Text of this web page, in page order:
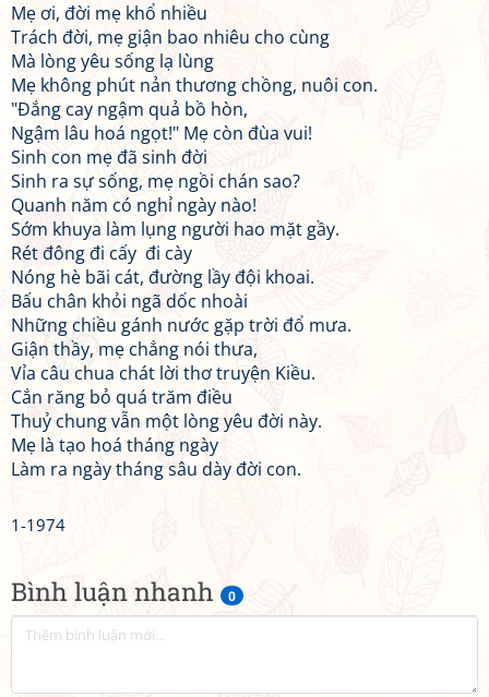
Bình luận nhanh 0
Mẹ ơi, đời mẹ khổ nhiều
Trách đời, mẹ giận bao nhiêu cho cùng
Mà lòng yêu sống lạ lùng
Mẹ không phút nản thương chồng, nuôi con.
"Đắng cay ngậm quả bồ hòn,
Ngậm lâu hoá ngọt!" Mẹ còn đùa vui!
Sinh con mẹ đã sinh đời
Sinh ra sự sống, mẹ ngồi chán sao?
Quanh năm có nghỉ ngày nào!
Sớm khuya làm lụng người hao mặt gầy.
Rét đông đi cấy đi cày
Nóng hè bãi cát, đường lầy đội khoai.
Bấu chân khỏi ngã dốc nhoài
Những chiều gánh nước gặp trời đổ mưa.
Giận thầy, mẹ chẳng nói thưa,
Vỉa câu chua chát lời thơ truyện Kiều.
Cắn răng bỏ quá trăm điều
Thuỷ chung vẫn một lòng yêu đời này.
Mẹ là tạo hoá tháng ngày
Làm ra ngày tháng sâu dày đời con.
1-1974